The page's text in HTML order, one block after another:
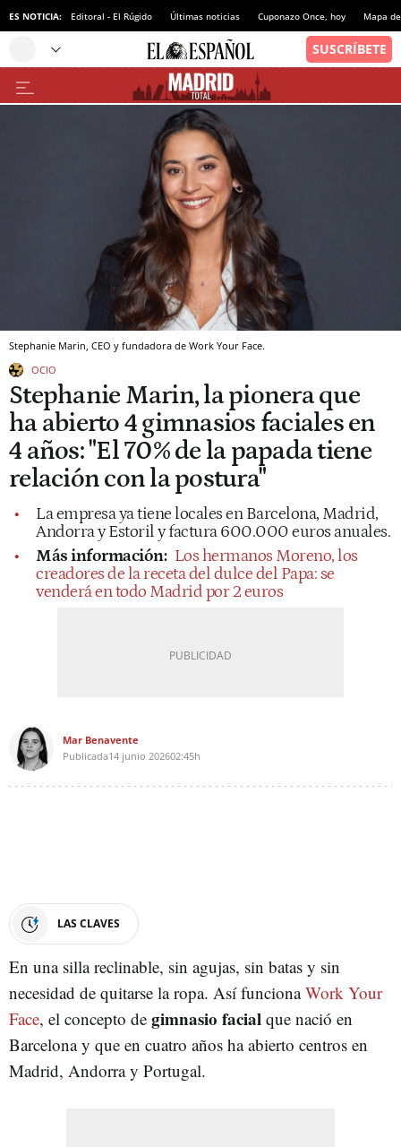
ES NOTICIA: Editoral - El Rúgido Últimas noticias Cuponazo Once, hoy Mapa
Stephanie Marin, CEO y fundadora de Work Your Face.
OCIO
Stephanie Marin, la pionera que
ha abierto 4 gimnasios faciales en
4 años: "El 70% de la papada tiene
relación con la postura"
La empresa ya tiene locales en Barcelona, Madrid,
Andorra y Estoril y factura 600.000 euros anuales.
Más información: Los hermanos Moreno, los
creadores de la receta del dulce del Papa: se
venderá en todo Madrid por 2 euros
Mar Benavente
Publicada14 junio 202602:45h
LAS CLAVES
En una silla reclinable, sin agujas, sin batas y sin
necesidad de quitarse la ropa. Así funcionaWork Your
Face, el concepto de gimnasio facial que nació en
Barcelona y que en cuatro años ha abierto centros en
Madrid, Andorra y Portugal.